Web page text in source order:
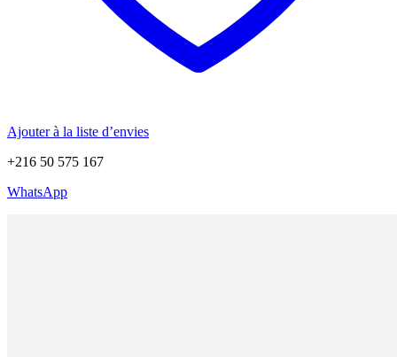
Ajouter à la liste d’envies
+216 50 575 167
WhatsApp